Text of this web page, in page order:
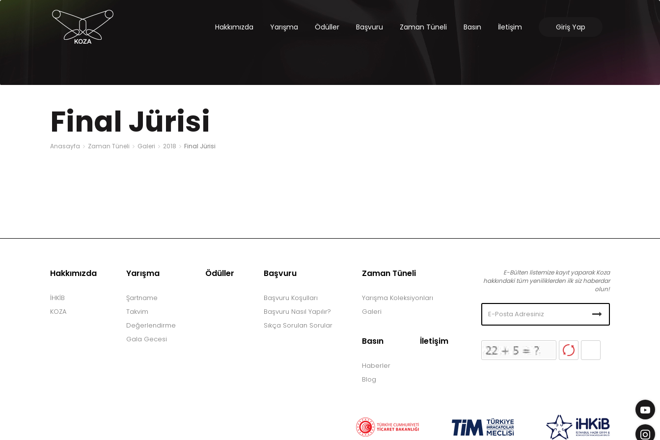
Hakkımızda Yarışma Ödüller Başvuru Zaman Tüneli Basın İletişim Giriş Yap
Final Jürisi
Anasayfa Zaman Tüneli Galeri 2018 Final Jürisi
Hakkımızda
İHKİB
KOZA
Yarışma
Şartname
Takvim
Değerlendirme
Gala Gecesi
Ödüller Başvuru
Başvuru Koşulları
Başvuru Nasıl Yapılır?
Sıkça Sorulan Sorular
Zaman Tüneli
Yarışma Koleksiyonları
Galeri
Basın
Haberler
Blog
İletişim
E-Bülten listemize kayıt yaparak Koza
hakkındaki tüm yeniliklerden ilk siz haberdar
olun!